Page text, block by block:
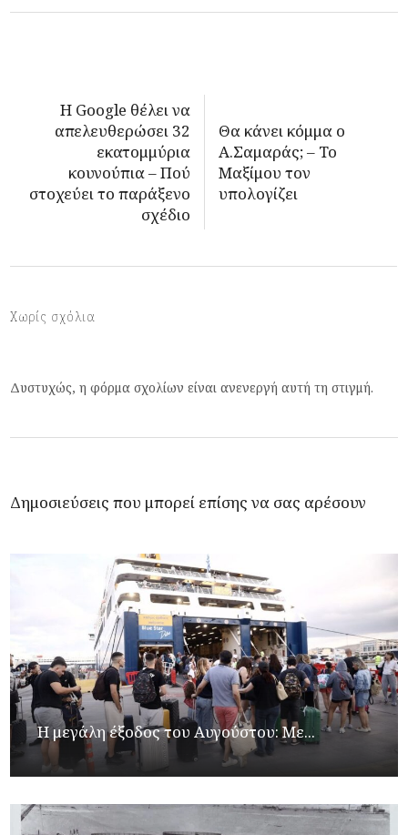
Η Google θέλει να
απελευθερώσει 32
εκατομμύρια
κουνούπια – Πού
στοχεύει το παράξενο
σχέδιο
Θα κάνει κόμμα ο
Α.Σαμαράς; – Το
Μαξίμου τον
υπολογίζει
Χωρίς σχόλια
Δυστυχώς, η φόρμα σχολίων είναι ανενεργή αυτή τη στιγμή.
Δημοσιεύσεις που μπορεί επίσης να σας αρέσουν
Η μεγάλη έξοδος του Αυγούστου: Με...